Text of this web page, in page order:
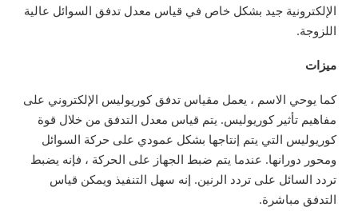
الإلكترونية جيد بشكل خاص في قياس معدل تدفق السوائل عالية
اللزوجة.
ميزات
كما يوحي الاسم ، يعمل مقياس تدفق كوريوليس الإلكتروني على
مفاهيم تأثير كوريوليس. يتم قياس معدل التدفق من خلال قوة
كوريوليس التي يتم إنتاجها بشكل عمودي على حركة السوائل
ومحور دورانها. عندما يتم ضبط الجهاز على الحركة ، فإنه يضبط
تردد السائل على تردد الرنين. إنه سهل التنفيذ ويمكن قياس
التدفق مباشرة.